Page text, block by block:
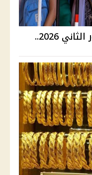
امتحانات الثانوية العامة الدور الثاني 2026..